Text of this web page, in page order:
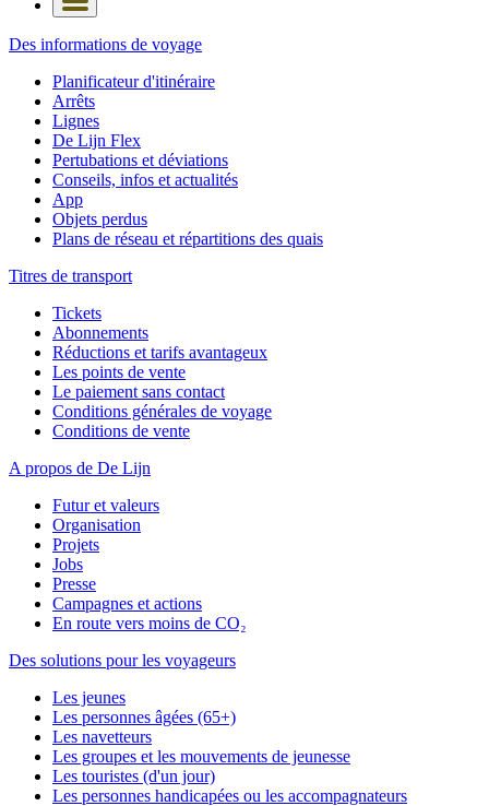
Des informations de voyage
Planificateur d'itinéraire
Arrêts
Lignes
De Lijn Flex
Pertubations et déviations
Conseils, infos et actualités
App
Objets perdus
Plans de réseau et répartitions des quais
Titres de transport
Tickets
Abonnements
Réductions et tarifs avantageux
Les points de vente
Le paiement sans contact
Conditions générales de voyage
Conditions de vente
A propos de De Lijn
Futur et valeurs
Organisation
Projets
Jobs
Presse
Campagnes et actions
En route vers moins de CO₂
Des solutions pour les voyageurs
Les jeunes
Les personnes âgées (65+)
Les navetteurs
Les groupes et les mouvements de jeunesse
Les touristes (d'un jour)
Les personnes handicapées ou les accompagnateurs